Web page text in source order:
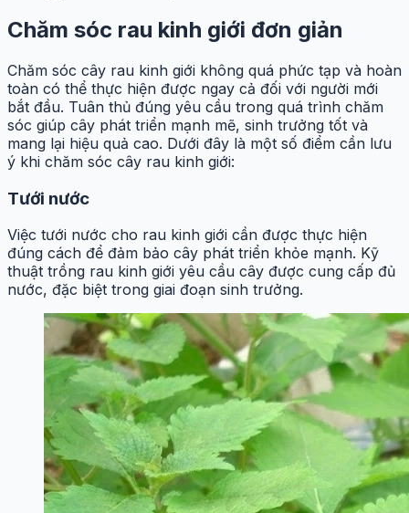
Chăm sóc rau kinh giới đơn giản
Chăm sóc cây rau kinh giới không quá phức tạp và hoàn
toàn có thể thực hiện được ngay cả đối với người mới
bắt đầu. Tuân thủ đúng yêu cầu trong quá trình chăm
sóc giúp cây phát triển mạnh mẽ, sinh trưởng tốt và
mang lại hiệu quả cao. Dưới đây là một số điểm cần lưu
ý khi chăm sóc cây rau kinh giới:
Tưới nước
Việc tưới nước cho rau kinh giới cần được thực hiện
đúng cách để đảm bảo cây phát triển khỏe mạnh. Kỹ
thuật trồng rau kinh giới yêu cầu cây được cung cấp đủ
nước, đặc biệt trong giai đoạn sinh trưởng.